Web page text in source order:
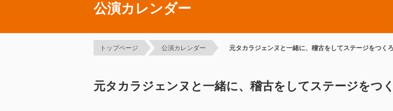
公演カレンダー
トップページ 公演カレンダー 元タカラジェンヌと一緒に、稽古をしてステージをつく
元タカラジェンヌと一緒に、稽古をしてステージをつ